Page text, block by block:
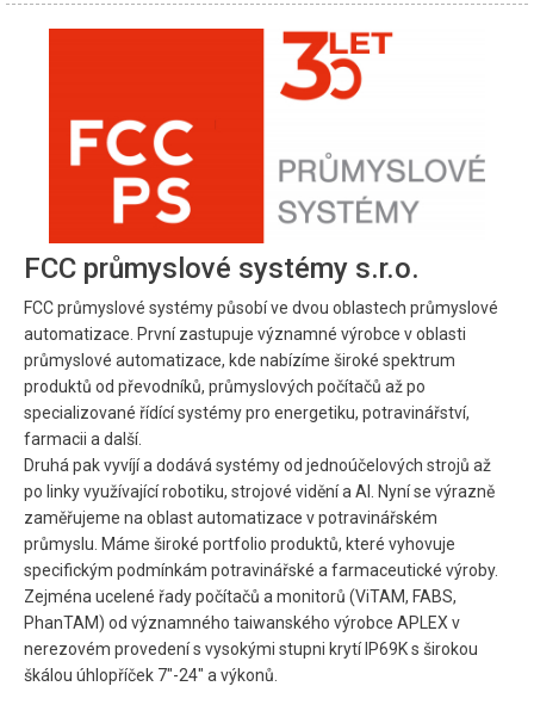
FCC průmyslové systémy s.r.o.
FCC průmyslové systémy působí ve dvou oblastech průmyslové
automatizace. První zastupuje významné výrobce v oblasti
průmyslové automatizace, kde nabízíme široké spektrum
produktů od převodníků, průmyslových počítačů až po
specializované řídící systémy pro energetiku, potravinářství,
farmacii a další.
Druhá pak vyvíjí a dodává systémy od jednoúčelových strojů až
po linky využívající robotiku, strojové vidění a AI. Nyní se výrazně
zaměřujeme na oblast automatizace v potravinářském
průmyslu. Máme široké portfolio produktů, které vyhovuje
specifickým podmínkám potravinářské a farmaceutické výroby.
Zejména ucelené řady počítačů a monitorů (ViTAM, FABS,
PhanTAM) od významného taiwanského výrobce APLEX v
nerezovém provedení s vysokými stupni krytí IP69K s širokou
škálou úhlopříček 7"-24" a výkonů.